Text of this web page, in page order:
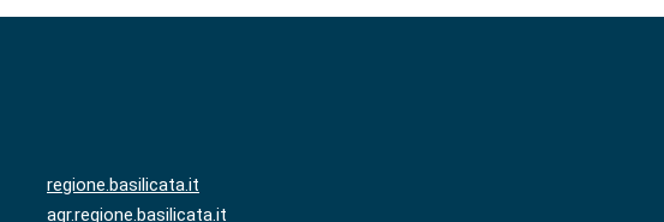
regione.basilicata.it
agr.regione.basilicata.it